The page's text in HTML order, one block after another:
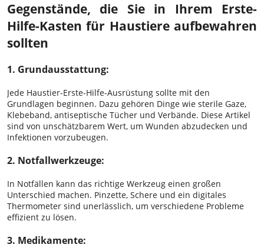
Gegenstände, die Sie in Ihrem Erste-
Hilfe-Kasten für Haustiere aufbewahren
sollten
1. Grundausstattung:
Jede Haustier-Erste-Hilfe-Ausrüstung sollte mit den
Grundlagen beginnen. Dazu gehören Dinge wie sterile Gaze,
Klebeband, antiseptische Tücher und Verbände. Diese Artikel
sind von unschätzbarem Wert, um Wunden abzudecken und
Infektionen vorzubeugen.
2. Notfallwerkzeuge:
In Notfällen kann das richtige Werkzeug einen großen
Unterschied machen. Pinzette, Schere und ein digitales
Thermometer sind unerlässlich, um verschiedene Probleme
effizient zu lösen.
3. Medikamente: